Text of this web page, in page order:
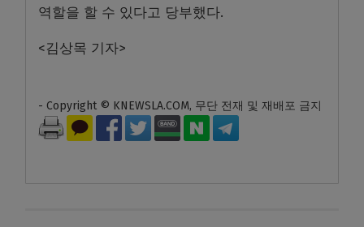
역할을 할 수 있다고 당부했다.
<김상목 기자>
- Copyright © KNEWSLA.COM, 무단 전재 및 재배포 금지